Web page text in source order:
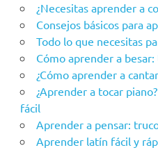
¿Necesitas aprender a
Consejos básicos para
Todo lo que necesitas
Cómo aprender a
¿Cómo aprender a
¿Aprender a tocar
fácil
Aprender a pensar:
Aprender latín fácil y